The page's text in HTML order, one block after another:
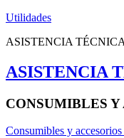
Utilidades
ASISTENCIA TÉCNICA
ASISTENCIA
CONSUMIBLES Y
Consumibles y accesorios